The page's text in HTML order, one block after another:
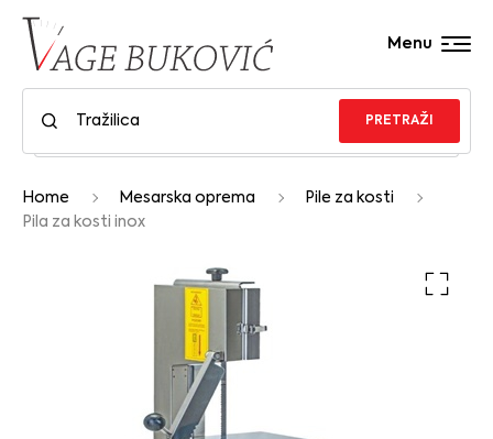
PRETRAŽI
Menu
Home Mesarska oprema
Pile za kosti
Pila za kosti inox